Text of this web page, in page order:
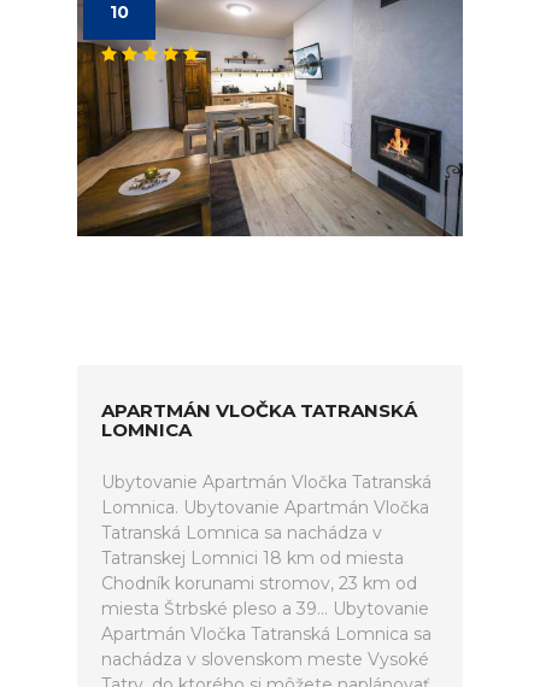
10
APARTMÁN VLOČKA TATRANSKÁ
LOMNICA
Ubytovanie Apartmán Vločka Tatranská
Lomnica. Ubytovanie Apartmán Vločka
Tatranská Lomnica sa nachádza v
Tatranskej Lomnici 18 km od miesta
Chodník korunami stromov, 23 km od
miesta Štrbské pleso a 39... Ubytovanie
Apartmán Vločka Tatranská Lomnica sa
nachádza v slovenskom meste Vysoké